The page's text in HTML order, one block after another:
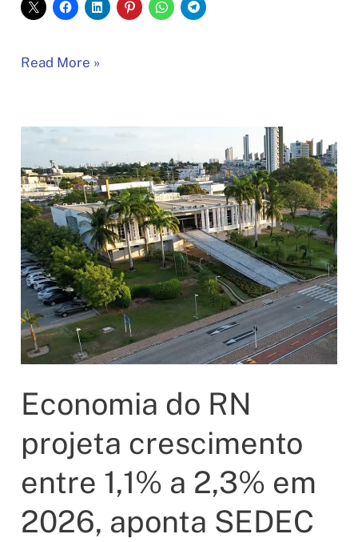
Operação
Civil
prefeito
de
Ielmo
Marinho
em
flagrante
na
Grande
Natal
Read More »
Economia do RN
projeta crescimento
entre 1,1% a 2,3% em
2026, aponta SEDEC